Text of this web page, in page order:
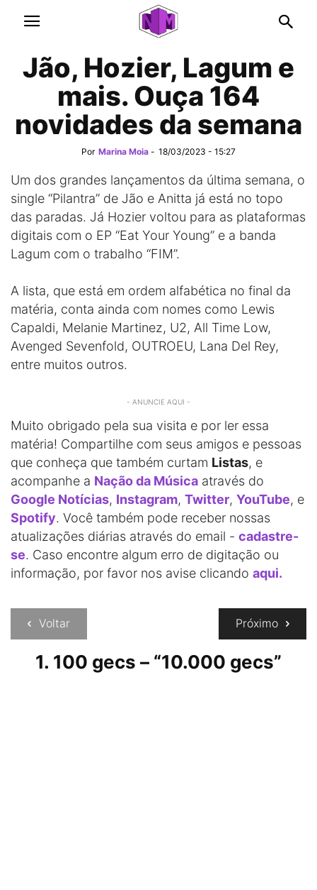
Jão, Hozier, Lagum e
mais. Ouça 164
novidades da semana
Por Marina Moia - 18/03/2023 - 15:27
Um dos grandes lançamentos da última semana, o
single “Pilantra” de Jão e Anitta já está no topo
das paradas. Já Hozier voltou para as plataformas
digitais com o EP “Eat Your Young” e a banda
Lagum com o trabalho “FIM”.
A lista, que está em ordem alfabética no final da
matéria, conta ainda com nomes como Lewis
Capaldi, Melanie Martinez, U2, All Time Low,
Avenged Sevenfold, OUTROEU, Lana Del Rey,
entre muitos outros.
- ANUNCIE AQUI -
Muito obrigado pela sua visita e por ler essa
matéria! Compartilhe com seus amigos e pessoas
que conheça que também curtam Listas, e
acompanhe a Nação da Música através do
Google Notícias, Instagram, Twitter, YouTube, e
Spotify. Você também pode receber nossas
atualizações diárias através do email - cadastre-
se. Caso encontre algum erro de digitação ou
informação, por favor nos avise clicando aqui.
Voltar Próximo
1. 100 gecs – “10.000 gecs”